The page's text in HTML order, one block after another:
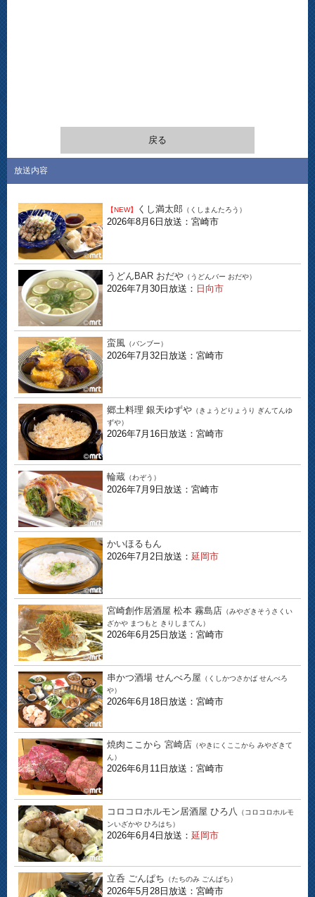
戻る
放送内容
【NEW】 くし満太郎 （くしまんたろう）
2026年8月6日放送：宮崎市
うどんBAR おだや （うどんバー おだや）
2026年7月30日放送： 日向市
蛮風 （バンブー）
2026年7月32日放送：宮崎市
郷土料理 銀天ゆずや （きょうどりょうり ぎんてんゆ
ずや）
2026年7月16日放送：宮崎市
輪蔵 （わぞう）
2026年7月9日放送：宮崎市
かいほるもん
2026年7月2日放送： 延岡市
宮崎創作居酒屋 松本 霧島店 （みやざきそうさくい
ざかや まつもと きりしまてん）
2026年6月25日放送：宮崎市
串かつ酒場 せんべろ屋 （くしかつさかば せんべろ
や）
2026年6月18日放送：宮崎市
焼肉ここから 宮崎店 （やきにくここから みやざきて
ん）
2026年6月11日放送：宮崎市
コロコロホルモン居酒屋 ひろ八
（コロコロホルモ
ンいざかや ひろはち）
2026年6月4日放送： 延岡市
立呑 ごんぱち （たちのみ ごんぱち）
2026年5月28日放送：宮崎市